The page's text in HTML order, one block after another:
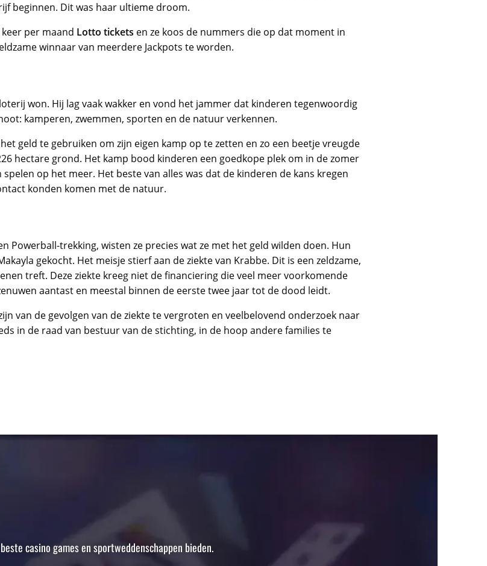
beginnen. Dit was haar ultieme droom.
per maand Lotto tickets en ze koos de nummers die op dat moment in
winnaar van meerdere Jackpots te worden.
won. Hij lag vaak wakker en vond het jammer dat kinderen tegenwoordig
kamperen, zwemmen, sporten en de natuur verkennen.
geld te gebruiken om zijn eigen kamp op te zetten en zo een beetje vreugde
hectare grond. Het kamp bood kinderen een goedkope plek om in de zomer
op het meer. Het beste van alles was dat de kinderen de kans kregen
konden komen met de natuur.
Powerball-trekking, wisten ze precies wat ze met het geld wilden doen. Hun
gekocht. Het meisje stierf aan de ziekte van Krabbe. Dit is een zeldzame,
treft. Deze ziekte kreeg niet de financiering die veel meer voorkomende
aantast en meestal binnen de eerste twee jaar tot de dood leidt.
van de gevolgen van de ziekte te vergroten en veelbelovend onderzoek naar
in de raad van bestuur van de stichting, in de hoop andere families te
casino games en sportweddenschappen bieden.